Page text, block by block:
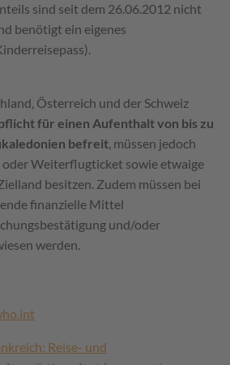
sind seit dem 26.06.2012 nicht
benötigt ein eigenes
Österreich und der Schweiz
für einen Aufenthalt von bis zu
befreit, müssen jedoch
oder Weiterflugticket sowie etwaige
besitzen. Zudem müssen bei
finanzielle Mittel
und/oder
werden.
Reise- und